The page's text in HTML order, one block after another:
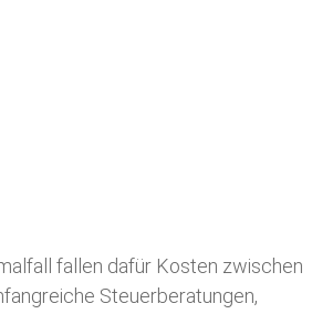
fallen dafür Kosten zwischen
Steuerberatungen,